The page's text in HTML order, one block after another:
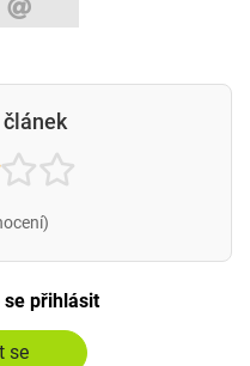
se přihlásit
se